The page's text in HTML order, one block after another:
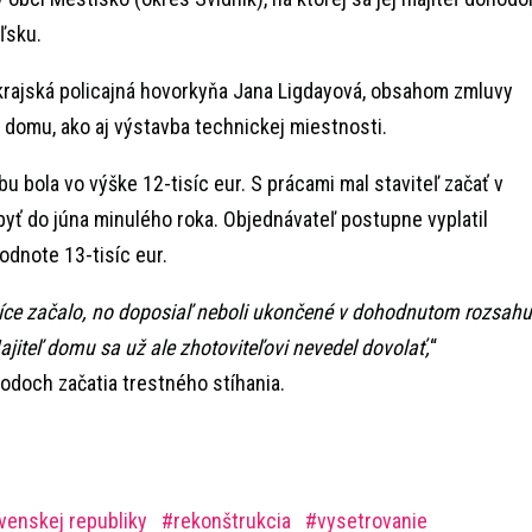
policajná hovorkyňa Jana Ligdayová, obsahom zmluvy
ako aj výstavba technickej miestnosti.
bola vo výške 12-tisíc eur. S prácami mal staviteľ začať v
do júna minulého roka. Objednávateľ postupne vyplatil
13-tisíc eur.
začalo, no doposiaľ neboli ukončené v dohodnutom rozsahu
domu sa už ale zhotoviteľovi nevedel dovolať,“
začatia trestného stíhania.
republiky rekonštrukcia vysetrovanie